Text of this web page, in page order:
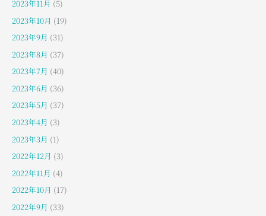
2023年11月 (5)
2023年10月 (19)
2023年9月 (31)
2023年8月 (37)
2023年7月 (40)
2023年6月 (36)
2023年5月 (37)
2023年4月 (3)
2023年3月 (1)
2022年12月 (3)
2022年11月 (4)
2022年10月 (17)
2022年9月 (33)